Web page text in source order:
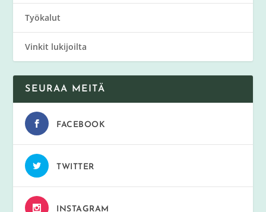
Työkalut
Vinkit lukijoilta
SEURAA MEITÄ
FACEBOOK
TWITTER
INSTAGRAM